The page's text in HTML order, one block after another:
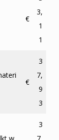
€
3,
1
1
€
3
7,
9
3
3